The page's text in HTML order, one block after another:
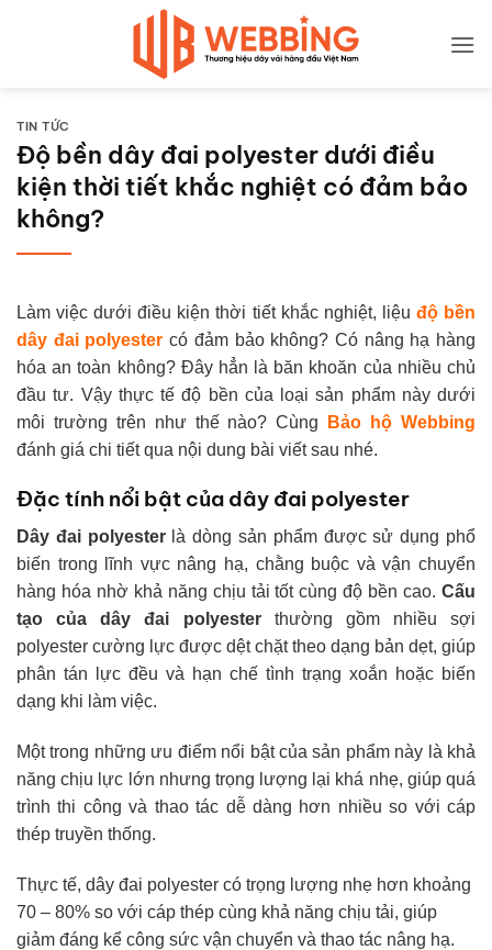
TIN TỨC
Độ bền dây đai polyester dưới điều
kiện thời tiết khắc nghiệt có đảm bảo
không?
Làm việc dưới điều kiện thời tiết khắc nghiệt, liệu độ bền
dây đai polyester có đảm bảo không? Có nâng hạ hàng
hóa an toàn không? Đây hẳn là băn khoăn của nhiều chủ
đầu tư. Vậy thực tế độ bền của loại sản phẩm này dưới
môi trường trên như thế nào? Cùng
Bảo hộ Webbing
đánh giá chi tiết qua nội dung bài viết sau nhé.
Đặc tính nổi bật của dây đai polyester
Dây đai polyesterlà dòng sản phẩm được sử dụng phổ
biến trong lĩnh vực nâng hạ, chằng buộc và vận chuyển
hàng hóa nhờ khả năng chịu tải tốt cùng độ bền cao. Cấu
tạo của dây đai polyesterthường gồm nhiều sợi
polyester cường lực được dệt chặt theo dạng bản dẹt, giúp
phân tán lực đều và hạn chế tình trạng xoắn hoặc biến
dạng khi làm việc.
Một trong những ưu điểm nổi bật của sản phẩm này là khả
năng chịu lực lớn nhưng trọng lượng lại khá nhẹ, giúp quá
trình thi công và thao tác dễ dàng hơn nhiều so với cáp
thép truyền thống.
Thực tế, dây đai polyester có trọng lượng nhẹ hơn khoảng
70 – 80% so với cáp thép cùng khả năng chịu tải, giúp
giảm đáng kể công sức vận chuyển và thao tác nâng hạ.